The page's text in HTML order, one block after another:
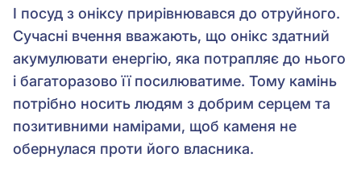
І посуд з оніксу прирівнювався до отруйного.
Сучасні вчення вважають, що онікс здатний
акумулювати енергію, яка потрапляє до нього
і багаторазово її посилюватиме. Тому камінь
потрібно носить людям з добрим серцем та
позитивними намірами, щоб каменя не
обернулася проти його власника.